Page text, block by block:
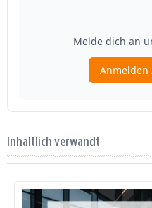
Inhaltlich verwandt